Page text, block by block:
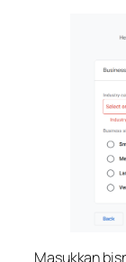
Masukkan